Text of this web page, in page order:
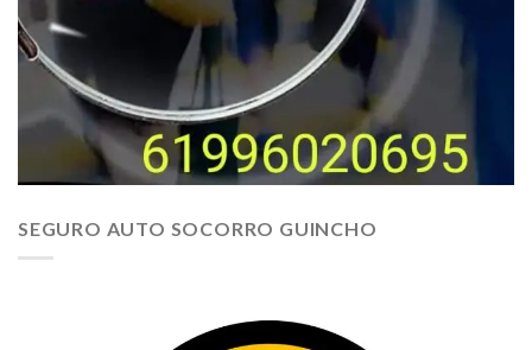
SEGURO AUTO SOCORRO GUINCHO